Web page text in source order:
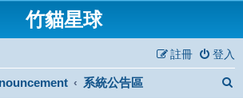
竹貓星球
登入
註冊
系統公告區